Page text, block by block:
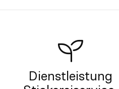
Dienstleistung